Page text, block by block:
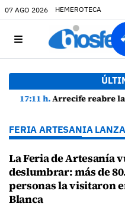
07 AGO 2026 HEMEROTECA
17:11 h.Arrecife reabre la playa de El Reducto con las
FERIA ARTESANIA
La Feria de Artesanía
deslumbrar: más de
personas la visitaron
Blanca